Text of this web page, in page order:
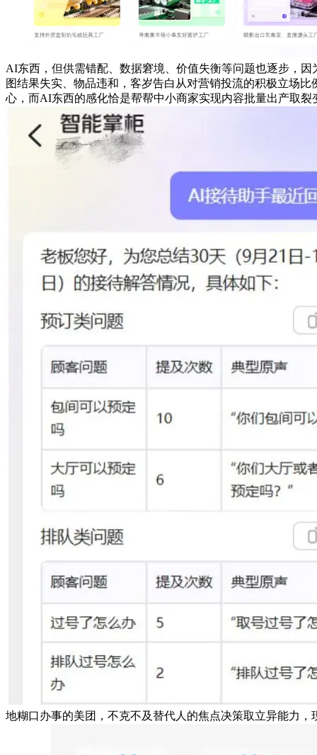
AI东西，但供需错配、数据窘境、价值失衡等问题也逐步，
图结果失实、物品违和，客岁告白从对营销投流的积极立场
心，而AI东西的感化恰是帮帮中小商家实现内容批量出产取
地糊口办事的美团，不克不及替代人的焦点决策取立异能力